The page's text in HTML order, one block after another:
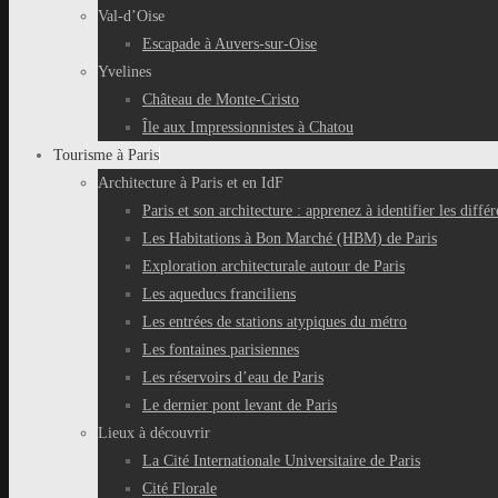
Val-d’Oise
Escapade à Auvers-sur-Oise
Yvelines
Château de Monte-Cristo
Île aux Impressionnistes à Chatou
Tourisme à Paris
Architecture à Paris et en IdF
Paris et son architecture : apprenez à identifier les
Les Habitations à Bon Marché (HBM) de Paris
Exploration architecturale autour de Paris
Les aqueducs franciliens
Les entrées de stations atypiques du métro
Les fontaines parisiennes
Les réservoirs d’eau de Paris
Le dernier pont levant de Paris
Lieux à découvrir
La Cité Internationale Universitaire de Paris
Cité Florale